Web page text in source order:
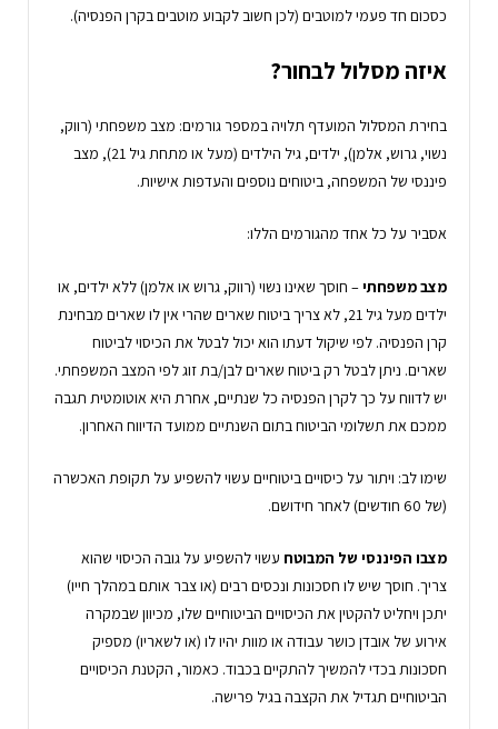
כסכום חד פעמי למוטבים (לכן חשוב לקבוע מוטבים בקרן הפנסיה).
איזה מסלול לבחור?
בחירת המסלול המועדף תלויה במספר גורמים: מצב משפחתי (רווק,
נשוי, גרוש, אלמן), ילדים, גיל הילדים (מעל או מתחת גיל 21), מצב
פיננסי של המשפחה, ביטוחים נוספים והעדפות אישיות.
אסביר על כל אחד מהגורמים הללו:
מצב משפחתי– חוסך שאינו נשוי (רווק, גרוש או אלמן) ללא ילדים, או
ילדים מעל גיל 21, לא צריך ביטוח שארים שהרי אין לו שארים מבחינת
קרן הפנסיה. לפי שיקול דעתו הוא יכול לבטל את הכיסוי לביטוח
שארים. ניתן לבטל רק ביטוח שארים לבן/בת זוג לפי המצב המשפחתי.
יש לדווח על כך לקרן הפנסיה כל שנתיים, אחרת היא אוטומטית תגבה
ממכם את תשלומי הביטוח בתום השנתיים ממועד הדיווח האחרון.
שימו לב: ויתור על כיסויים ביטוחיים עשוי להשפיע על תקופת האכשרה
(של 60 חודשים) לאחר חידושם.
מצבו הפיננסי של המבוטח עשוי להשפיע על גובה הכיסוי שהוא
צריך. חוסך שיש לו חסכונות ונכסים רבים (או צבר אותם במהלך חייו)
יתכן ויחליט להקטין את הכיסויים הביטוחיים שלו, מכיוון שבמקרה
אירוע של אובדן כושר עבודה או מוות יהיו לו (או לשאריו) מספיק
חסכונות בכדי להמשיך להתקיים בכבוד. כאמור, הקטנת הכיסויים
הביטוחיים תגדיל את הקצבה בגיל פרישה.